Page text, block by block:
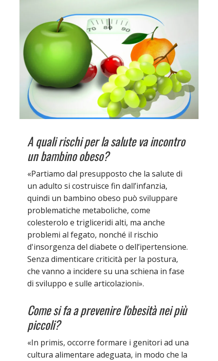
A quali rischi per la salute va incontro
un bambino obeso?
«Partiamo dal presupposto che la salute di
un adulto si costruisce fin dall’infanzia,
quindi un bambino obeso può sviluppare
problematiche metaboliche, come
colesterolo e trigliceridi alti, ma anche
problemi al fegato, nonché il rischio
d'insorgenza del diabete o dell’ipertensione.
Senza dimenticare criticità per la postura,
che vanno a incidere su una schiena in fase
di sviluppo e sulle articolazioni».
Come si fa a prevenire l'obesità nei più
piccoli?
«In primis, occorre formare i genitori ad una
cultura alimentare adeguata, in modo che la